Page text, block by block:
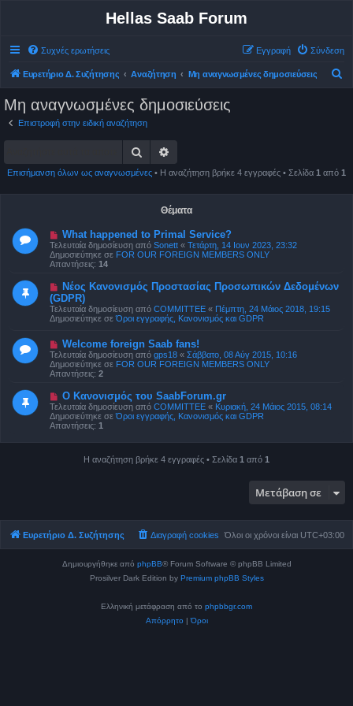
Hellas Saab Forum
Συχνές ερωτήσεις Σύνδεση
Εγγραφή
Ευρετήριο Δ. Συζήτησης Αναζήτηση Μη αναγνωσμένες δημοσιεύσεις
τ
Μη αναγνωσμένες δημοσιεύσεις
Επιστροφή στην ειδική αναζήτηση
Αναζήτηση
Επισήμανση όλων ως αναγνωσμένες • Η αναζήτηση βρήκε 4 εγγραφές • Σελίδα 1 από 1
Θέματα
Ν
έ
α
δ
η
ο
σ
ί
ε
η
What happened to Primal Service?
Τελευταία δημοσίευση από Sonett « Τετάρτη, 14 Ιουν 2023, 23:32
Δημοσιεύτηκε σε FOR OUR FOREIGN MEMBERS ONLY
Απαντήσεις: 14
Ν
έ
α
δ
η
ο
σ
ί
ε
υ
η
Νέος Κανονισμός Προστασίας Προσωπικών Δεδομένων
(GDPR)
Τελευταία δημοσίευση από COMMITTEE « Πέμπτη, 24 Μάιος 2018, 19:15
Δημοσιεύτηκε σεΌροι εγγραφής, Κανονισμός και GDPR
Ν
έ
α
δ
η
ο
σ
ί
ε
σ
Welcome foreign Saab fans!
Τελευταία δημοσίευση από gps18 « Σάββατο, 08 Αύγ 2015, 10:16
Δημοσιεύτηκε σε FOR OUR FOREIGN MEMBERS ONLY
Απαντήσεις: 2
Ν
έ
α
δ
η
μ
Ο Κανονισμός του SaabForum.gr
Τελευταία δημοσίευση από COMMITTEE « Κυριακή, 24 Μάιος 2015, 08:14
Δημοσιεύτηκε σεΌροι εγγραφής, Κανονισμός και GDPR
Απαντήσεις: 1
Η αναζήτηση βρήκε 4 εγγραφές • Σελίδα 1 από 1
Μετάβαση σε
Ευρετήριο Δ. Συζήτησης Όλοι οι χρόνοι είναι UTC+03:00
Διαγραφή cookies
Δημιουργήθηκε από phpBB® Forum Software © phpBB Limited
Prosilver Dark Edition by Premium phpBB Styles
Ελληνική μετάφραση από το phpbbgr.com
Απόρρητο |Όροι